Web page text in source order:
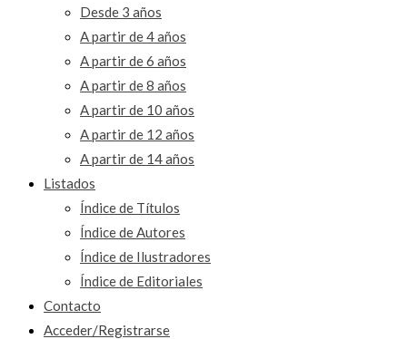
Desde 3 años
A partir de 4 años
A partir de 6 años
A partir de 8 años
A partir de 10 años
A partir de 12 años
A partir de 14 años
Listados
Índice de Títulos
Índice de Autores
Índice de Ilustradores
Índice de Editoriales
Contacto
Acceder/Registrarse